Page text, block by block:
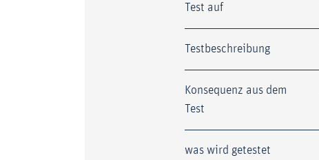
Test auf
Testbeschreibung
Konsequenz aus dem
Test
was wird getestet